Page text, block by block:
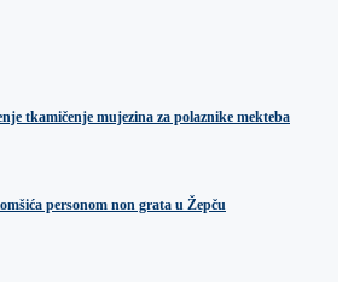
tkamičenje mujezina za polaznike mekteba
personom non grata u Žepču